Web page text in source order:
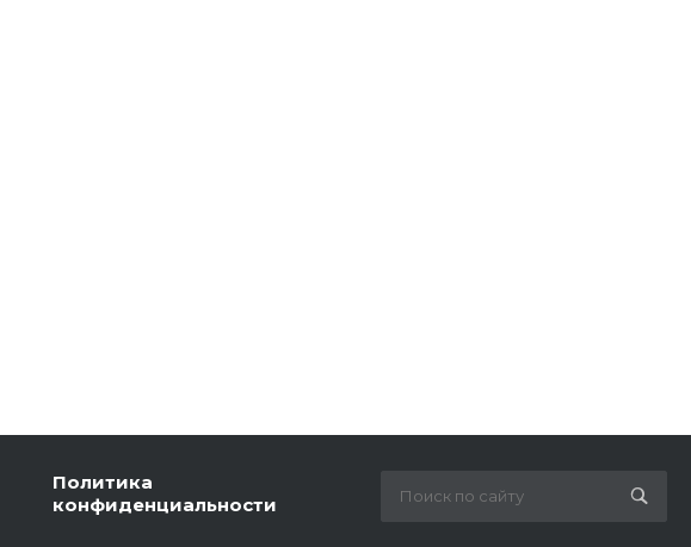
Политика
конфиденциальности